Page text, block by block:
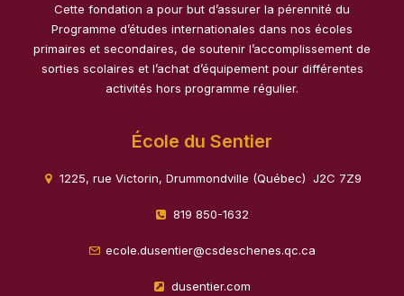
École du Sentier
1225, rue Victorin, Drummondville (Québec) J2C 7Z9
819 850-1632
ecole.dusentier@csdeschenes.qc.ca
dusentier.com
Cette fondation a pour but d’assurer la pérennité du
Programme d’études internationales dans nos écoles
primaires et secondaires, de soutenir l’accomplissement de
sorties scolaires et l’achat d’équipement pour différentes
activités hors programme régulier.